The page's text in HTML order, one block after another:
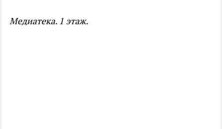
Медиатека. 1 этаж.